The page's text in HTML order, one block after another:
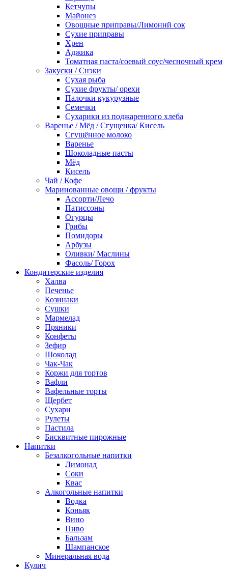
Кетчупы
Майонез
Овощные приправы/Лимоннй сок
Сухие приправы
Хрен
Аджика
Томатная паста/соевый соус/чесночный крем
Закуски / Снэки
Сухая рыба
Сухие фрукты/ орехи
Палочки кукурузные
Семечки
Сухарики из поджаренного хлеба
Варенье / Мёд / Сгущенка/ Кисель
Сгущённое молоко
Варенье
Шоколадные пасты
Мёд
Кисель
Чай / Кофе
Маринованные овощи / фрукты
Ассорти/Лечо
Патиссоны
Огурцы
Грибы
Помидоры
Арбузы
Оливки/ Маслины
Фасоль/ Горох
Кондитерские изделия
Халва
Печенье
Козинаки
Сушки
Мармелад
Пряники
Конфеты
Зефир
Шоколад
Чак-Чак
Коржи для тортов
Вафли
Вафельные торты
Щербет
Сухари
Рулеты
Пастила
Бисквитные пирожные
Напитки
Безалкогольные напитки
Лимонад
Соки
Квас
Алкогольные напитки
Водка
Коньяк
Вино
Пиво
Бальзам
Шампанское
Минеральная вода
Кулич